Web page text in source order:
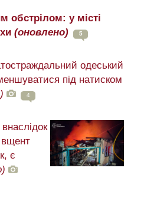
обстрілом: у місті
(оновлено) 5
одеський
під натиском
4
вщент
є